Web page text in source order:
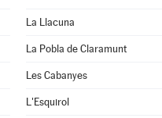
La Llacuna
La Pobla de Claramunt
Les Cabanyes
L'Esquirol